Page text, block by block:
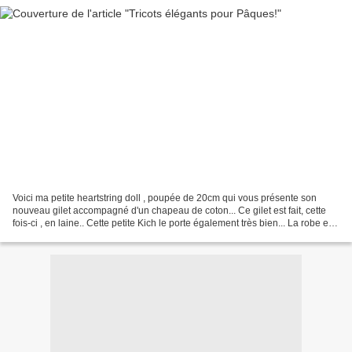
Voici ma petite heartstring doll , poupée de 20cm qui vous présente son
nouveau gilet accompagné d'un chapeau de coton... Ce gilet est fait, cette
fois-ci , en laine.. Cette petite Kich le porte également très bien... La robe est